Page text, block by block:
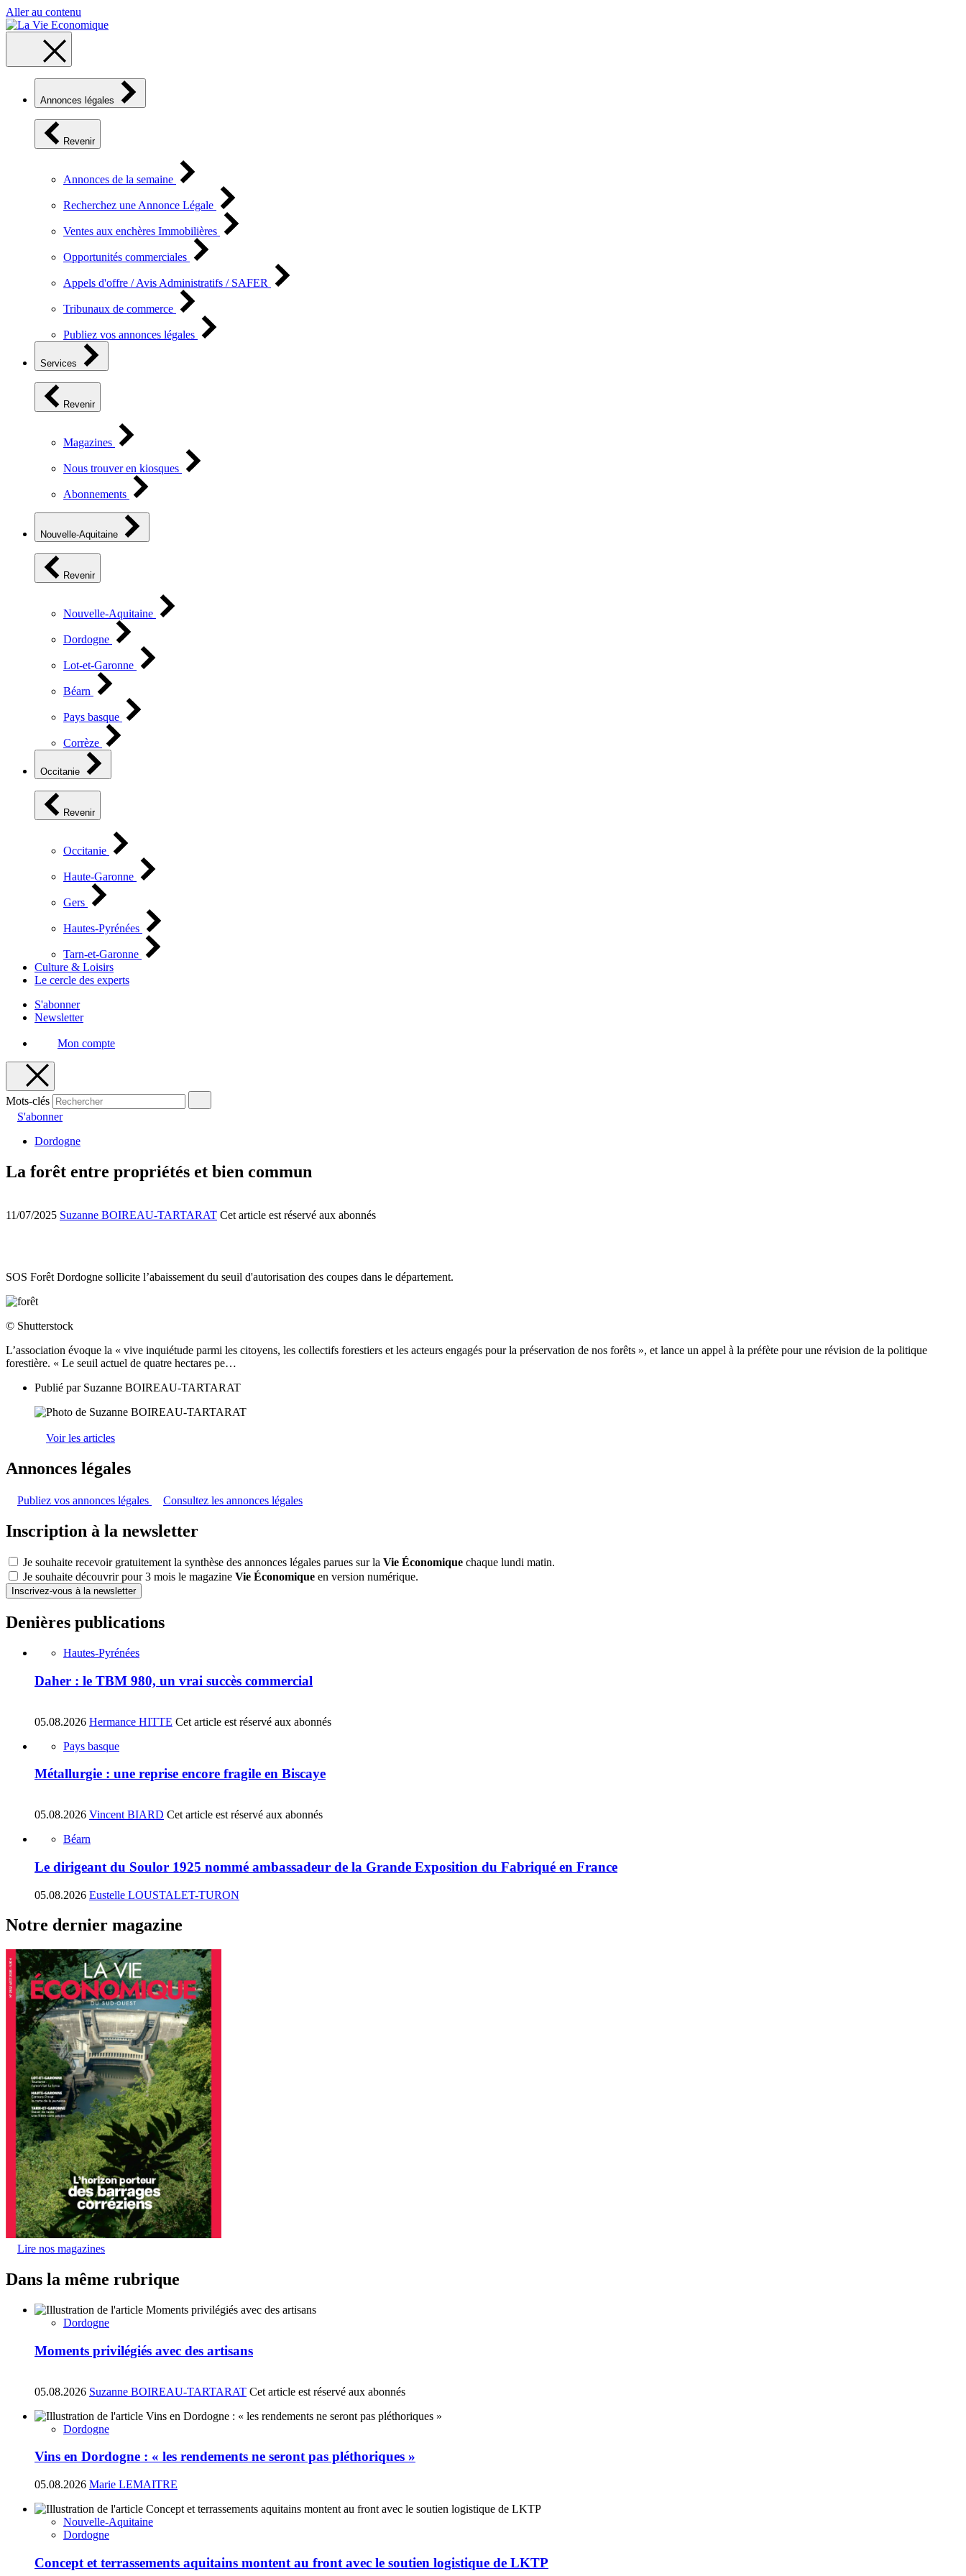
Aller au contenu
Annonces légales
Revenir
Annonces de la semaine
Recherchez une Annonce Légale
Ventes aux enchères Immobilières
Opportunités commerciales
Appels d'offre / Avis Administratifs / SAFER
Tribunaux de commerce
Publiez vos annonces légales
Services
Revenir
Magazines
Nous trouver en kiosques
Abonnements
Nouvelle-Aquitaine
Revenir
Nouvelle-Aquitaine
Dordogne
Lot-et-Garonne
Béarn
Pays basque
Corrèze
Occitanie
Revenir
Occitanie
Haute-Garonne
Gers
Hautes-Pyrénées
Tarn-et-Garonne
Culture & Loisirs
Le cercle des experts
S'abonner
Newsletter
Mon compte
Mots-clés
S'abonner
Dordogne
La forêt entre propriétés et bien commun
11/07/2025 Suzanne BOIREAU-TARTARAT Cet article est réservé aux abonnés
SOS Forêt Dordogne sollicite l’abaissement du seuil d'autorisation des coupes dans le département.
© Shutterstock
L’association évoque la « vive inquiétude parmi les citoyens, les collectifs forestiers et les acteurs engagés pour la préservation de nos forêts », et lance un appel à la préfète pour une révision de la politique
forestière. « Le seuil actuel de quatre hectares pe…
Publié par Suzanne BOIREAU-TARTARAT
Voir les articles
Annonces légales
Publiez vos annonces légales Consultez les annonces légales
Inscription à la newsletter
Je souhaite recevoir gratuitement la synthèse des annonces légales parues sur la Vie Économique chaque lundi matin.
Je souhaite découvrir pour 3 mois le magazine Vie Économique en version numérique.
Inscrivez-vous à la newsletter
Denières publications
Hautes-Pyrénées
Daher : le TBM 980, un vrai succès commercial
05.08.2026 Hermance HITTE Cet article est réservé aux abonnés
Pays basque
Métallurgie : une reprise encore fragile en Biscaye
05.08.2026 Vincent BIARD Cet article est réservé aux abonnés
Béarn
Le dirigeant du Soulor 1925 nommé ambassadeur de la Grande Exposition du Fabriqué en France
05.08.2026 Eustelle LOUSTALET-TURON
Notre dernier magazine
Lire nos magazines
Dans la même rubrique
Dordogne
Moments privilégiés avec des artisans
05.08.2026 Suzanne BOIREAU-TARTARAT Cet article est réservé aux abonnés
Dordogne
Vins en Dordogne : « les rendements ne seront pas pléthoriques »
05.08.2026 Marie LEMAITRE
Nouvelle-Aquitaine
Dordogne
Concept et terrassements aquitains montent au front avec le soutien logistique de LKTP